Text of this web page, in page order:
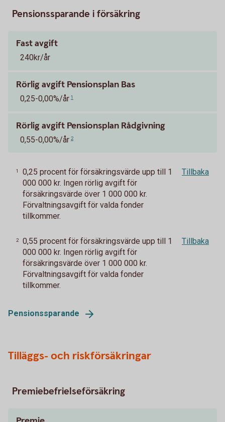
Pensionssparande i försäkring
Fast avgift
240kr/år
Rörlig avgift Pensionsplan Bas
0,25-0,00%/år 1
Rörlig avgift Pensionsplan Rådgivning
0,55-0,00%/år 2
1
0,25 procent för försäkringsvärde upp till 1
000 000 kr. Ingen rörlig avgift för
försäkringsvärde över 1 000 000 kr.
Förvaltningsavgift för valda fonder
tillkommer.
Tillbaka
2
0,55 procent för försäkringsvärde upp till 1
000 000 kr. Ingen rörlig avgift för
försäkringsvärde över 1 000 000 kr.
Förvaltningsavgift för valda fonder
tillkommer.
Tillbaka
Pensionssparande
Tilläggs- och riskförsäkringar
Premiebefrielseförsäkring